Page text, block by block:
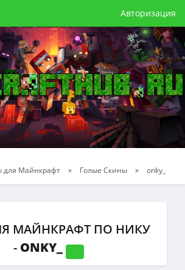
Авторизация
для Майнкрафт » Голые Скины » onky_
МАЙНКРАФТ ПО НИКУ
- ONKY_